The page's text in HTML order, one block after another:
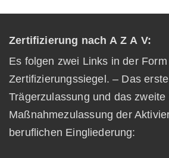
Zertifizierung nach A Z A V:
Es folgen zwei Links in der
Zertifizierungssiegel. – Das
Trägerzulassung und das zweite
Maßnahmezulassung der
beruflichen Eingliederung: